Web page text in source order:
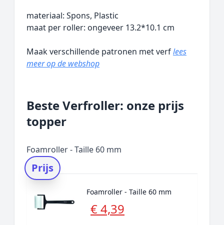
materiaal: Spons, Plastic
maat per roller: ongeveer 13.2*10.1 cm
Maak verschillende patronen met verflees
meer op de webshop
Beste Verfroller: onze prijs
topper
Foamroller - Taille 60 mm
Prijs
Foamroller - Taille 60 mm
€ 4,39